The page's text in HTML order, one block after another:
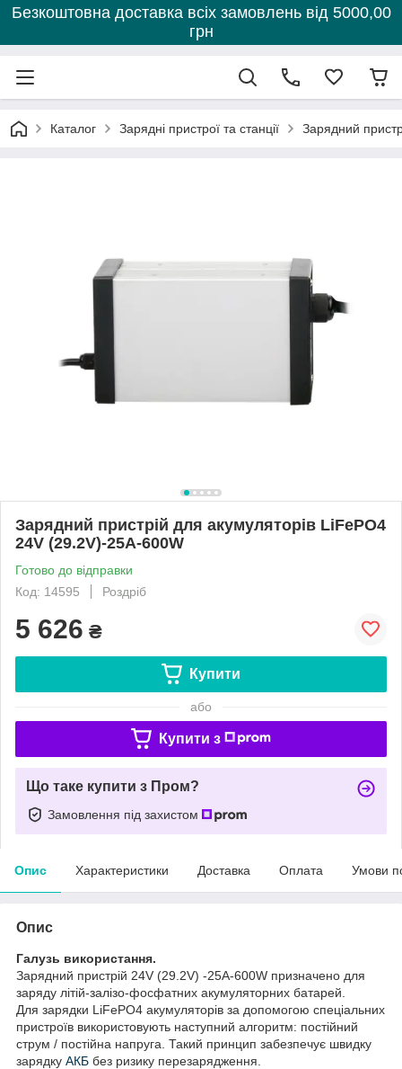
Безкоштовна доставка всіх замовлень від 5000,00
грн
Каталог Зарядні пристрої та станції Зарядний
Зарядний пристрій для акумуляторів LiFePO4
24V (29.2V)-25A-600W
Готово до відправки
Код: 14595
Роздріб
5 626 ₴
Купити
або
Купити з
Що таке купити з Пром?
Замовлення під захистом
Опис Характеристики Доставка Оплата Умови
Опис
Галузь використання.
Зарядний пристрій 24V (29.2V) -25A-600W призначено для
заряду літій-залізо-фосфатних акумуляторних батарей.
Для зарядки LiFePO4 акумуляторів за допомогою спеціальних
пристроїв використовують наступний алгоритм: постійний
струм / постійна напруга. Такий принцип забезпечує швидку
зарядку АКБ без ризику перезарядження.